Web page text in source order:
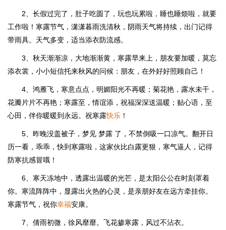
2、长假过完了，肚子吃圆了，玩也玩累啦，睡也睡烦啦，就要
工作啦！寒露节气，潇潇暮雨洗清秋，阴雨天气将持续，出门记得
带雨具。天气多变，适当添衣防流感。
3、秋天渐渐凉，大地渐渐黄，寒露早来上，朋友要加暖，莫忘
添衣裳，小小短信托来秋风的问候：朋友，在外好好照顾自己！
4、鸿雁飞，寒意点点，明媚阳光不再暖；菊花艳，露水未干，
花瓣片片不再艳；寒露至，情谊添，祝福深深送温暖；贴心语，至
心田，伴你暖暖到永远。祝寒露快乐 ！
5、昨晚没盖被子，梦见 梦露 了，不禁倒吸一口凉气。翻开日
历一看，乖乖，快到寒露啦，这家伙比白露更狠，寒气逼人，记得
防寒抗感冒哦！
6、寒天冻地中，透露出温暖的光芒，是太阳公公在时刻罩着
你。寒流阵阵中，显露出火热的心灵，是亲朋好友在远方牵挂你。
寒露节气，祝你幸福安康。
7、倩雨初微，徐风靡靡。飞花掺寒露，风过不沾衣。